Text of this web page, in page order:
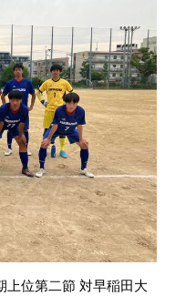
上位第二節 対早稲田大